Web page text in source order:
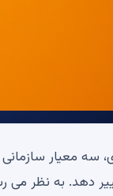
سه معیار سازمانی
دهد. به نظر